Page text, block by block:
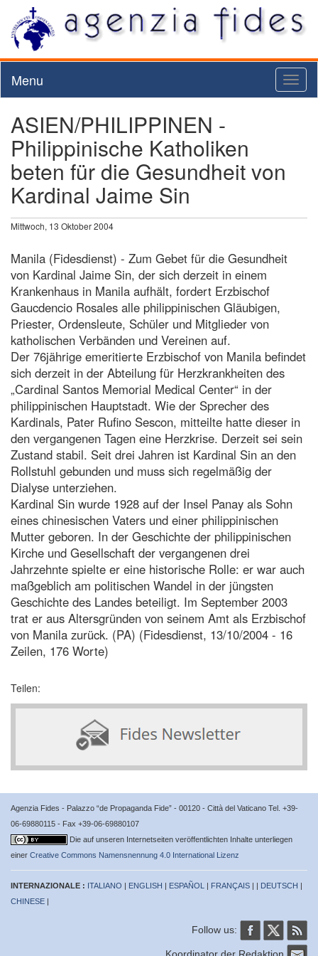
Menu
ASIEN/PHILIPPINEN -
Philippinische Katholiken
beten für die Gesundheit von
Kardinal Jaime Sin
Mittwoch, 13 Oktober 2004
Manila (Fidesdienst) - Zum Gebet für die Gesundheit
von Kardinal Jaime Sin, der sich derzeit in einem
Krankenhaus in Manila aufhält, fordert Erzbischof
Gaucdencio Rosales alle philippinischen Gläubigen,
Priester, Ordensleute, Schüler und Mitglieder von
katholischen Verbänden und Vereinen auf.
Der 76jährige emeritierte Erzbischof von Manila befindet
sich derzeit in der Abteilung für Herzkrankheiten des
„Cardinal Santos Memorial Medical Center“ in der
philippinischen Hauptstadt. Wie der Sprecher des
Kardinals, Pater Rufino Sescon, mitteilte hatte dieser in
den vergangenen Tagen eine Herzkrise. Derzeit sei sein
Zustand stabil. Seit drei Jahren ist Kardinal Sin an den
Rollstuhl gebunden und muss sich regelmäßig der
Dialyse unterziehen.
Kardinal Sin wurde 1928 auf der Insel Panay als Sohn
eines chinesischen Vaters und einer philippinischen
Mutter geboren. In der Geschichte der philippinischen
Kirche und Gesellschaft der vergangenen drei
Jahrzehnte spielte er eine historische Rolle: er war auch
maßgeblich am politischen Wandel in der jüngsten
Geschichte des Landes beteiligt. Im September 2003
trat er aus Altersgründen von seinem Amt als Erzbischof
von Manila zurück. (PA) (Fidesdienst, 13/10/2004 - 16
Zeilen, 176 Worte)
Teilen:
Agenzia Fides - Palazzo “de Propaganda Fide” - 00120 - Città del Vaticano Tel. +39-
06-69880115 - Fax +39-06-69880107
Die auf unseren Internetseiten veröffentlichten Inhalte unterliegen
einer Creative Commons Namensnennung 4.0 International Lizenz
INTERNAZIONALE : ITALIANO | ENGLISH | ESPAÑOL | FRANÇAIS | | DEUTSCH |
CHINESE |
Follow us:
Koordinator der Redaktion